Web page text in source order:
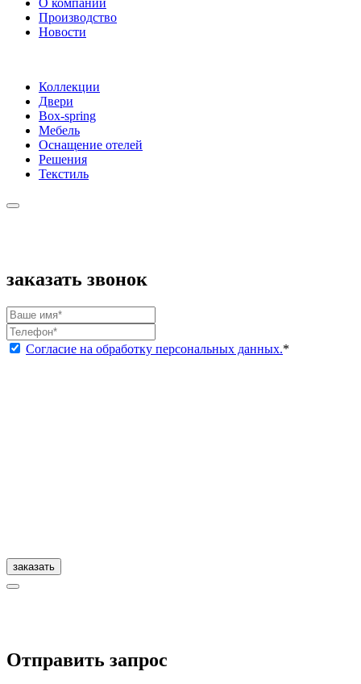
О компании
Производство
Новости
Коллекции
Двери
Box-spring
Мебель
Оснащение отелей
Решения
Текстиль
заказать звонок
Согласие на обработку персональных данных.*
заказать
Отправить запрос